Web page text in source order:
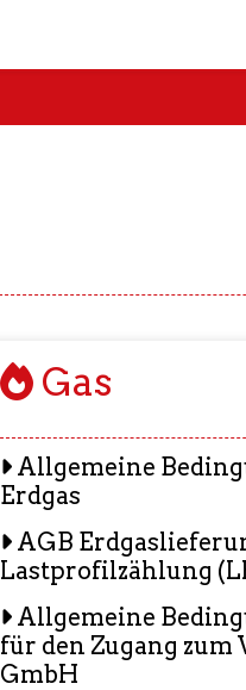
Gas
Allgemeine
Erdgas
AGB
Lastprofilzählung
Allgemeine
für den Zugang zum
GmbH